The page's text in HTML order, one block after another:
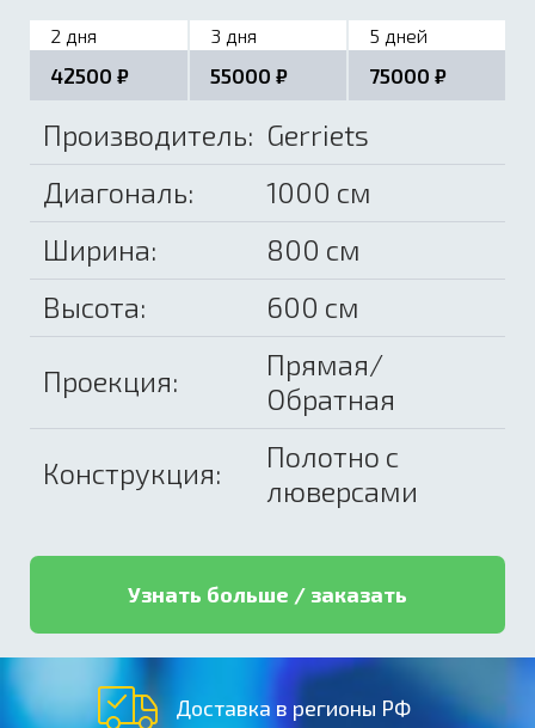
2 дня 3 дня 5 дней
42500 ₽ 55000 ₽ 75000 ₽
Производитель: Gerriets
Диагональ:
1000 см
Ширина:
800 см
Высота:
600 см
Проекция:
Прямая/
Обратная
Конструкция:
Полотно с
люверсами
Узнать больше / заказать
Доставка в регионы РФ